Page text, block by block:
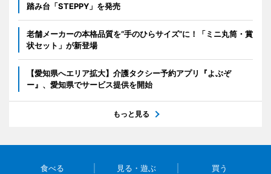
踏み台「STEPPY」を発売
老舗メーカーの本格品質を“手のひらサイズ”に！「ミニ丸筒・賞
状セット」が新登場
【愛知県へエリア拡大】介護タクシー予約アプリ『よぶぞ
ー』、愛知県でサービス提供を開始
もっと見る
食べる 見る・遊ぶ 買う